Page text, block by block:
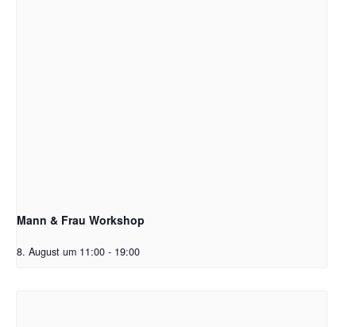
Mann & Frau Workshop
8. August um 11:00 - 19:00